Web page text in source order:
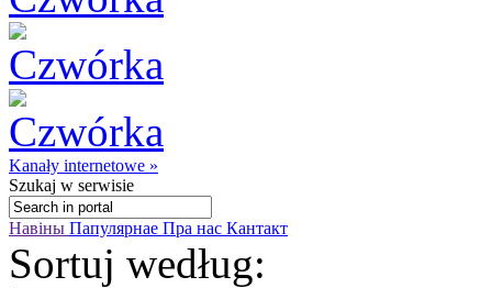
Kanały internetowe »
Szukaj w serwisie
Навіны Папулярнае Пра нас Кантакт
Sortuj według: